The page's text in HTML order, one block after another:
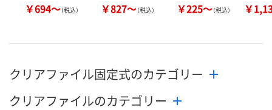
￥694～（税込） ￥827～（税込） ￥225～（税込） ￥
クリアファイル固定式のカテゴリー
クリアファイルのカテゴリー